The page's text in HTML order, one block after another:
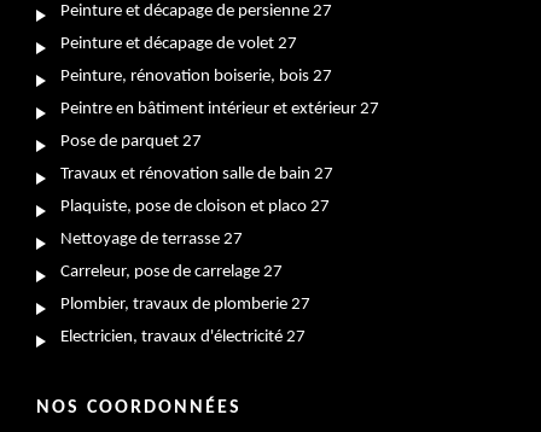
Peinture et décapage de persienne 27
Peinture et décapage de volet 27
Peinture, rénovation boiserie, bois 27
Peintre en bâtiment intérieur et extérieur 27
Pose de parquet 27
Travaux et rénovation salle de bain 27
Plaquiste, pose de cloison et placo 27
Nettoyage de terrasse 27
Carreleur, pose de carrelage 27
Plombier, travaux de plomberie 27
Electricien, travaux d'électricité 27
NOS COORDONNÉES